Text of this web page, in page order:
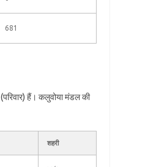
681
हैं। कलुवोया मंडल की
शहरी